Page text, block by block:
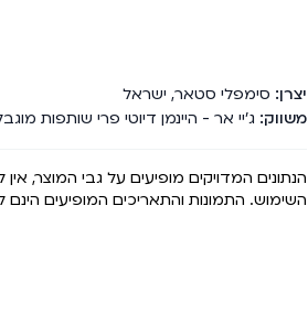
יצרן סימפלי סטאר, ישראל
משווק ג'יי אר - היינמן דיוטי פרי שותפות מוגבלת, נגב 4 קרית
הנתונים המדויקים מופיעים על גבי המוצר,
השימוש. התמונות והתאריכים המופיעים